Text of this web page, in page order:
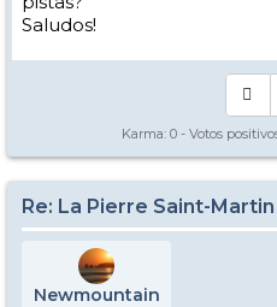
Saludos!
Karma: 0 - Votos
Re: La Pierre Saint-
Newmountain